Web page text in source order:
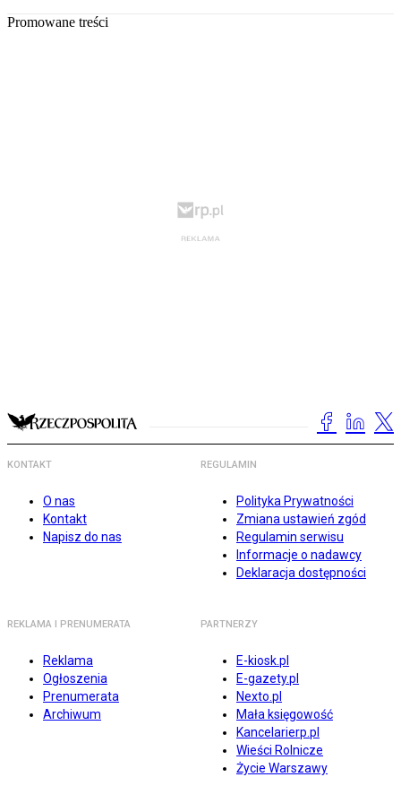
Promowane treści
KONTAKT
O nas
Kontakt
Napisz do nas
REGULAMIN
Polityka Prywatności
Zmiana ustawień zgód
Regulamin serwisu
Informacje o nadawcy
Deklaracja dostępności
REKLAMA I PRENUMERATA
Reklama
Ogłoszenia
Prenumerata
Archiwum
PARTNERZY
E-kiosk.pl
E-gazety.pl
Nexto.pl
Mała księgowość
Kancelarierp.pl
Wieści Rolnicze
Życie Warszawy